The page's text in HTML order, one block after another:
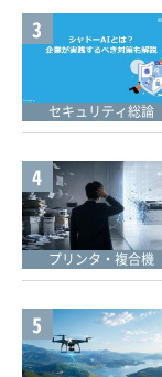
3
セキュリティ総論
4
プリンタ・複合機
5